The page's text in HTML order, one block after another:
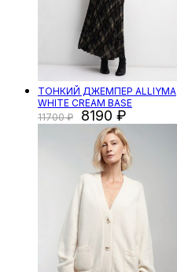
ТОНКИЙ ДЖЕМПЕР ALLIYMA
WHITE CREAM BASE
11700
8190